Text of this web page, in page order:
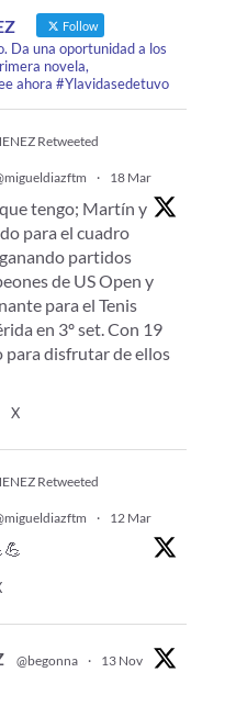
Follow
Da una oportunidad a los
novela,
ahora #Ylavidasedetuvo
Retweeted
· 18 Mar
tengo; Martín y
para el cuadro
partidos
de US Open y
para el Tenis
en 3º set. Con 19
para disfrutar de ellos
X
Retweeted
· 12 Mar
@begonna · 13 Nov